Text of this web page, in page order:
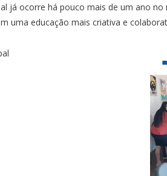
já ocorre há pouco mais de um ano
uma educação mais criativa e